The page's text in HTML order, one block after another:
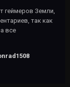
геймеров Земли,
так как
все